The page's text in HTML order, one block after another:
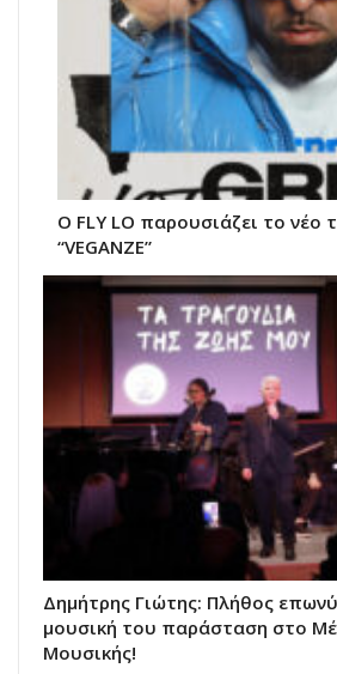
Ο FLY LO παρουσιάζει το νέο
“VEGANZE”
Δημήτρης Γιώτης: Πλήθος
μουσική του παράσταση στο
Μουσικής!